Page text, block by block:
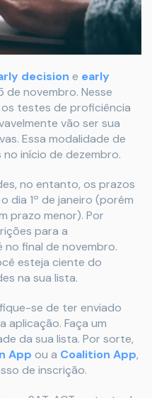
decision e early
de novembro. Nesse
os testes de proficiência
vão ser sua
Essa modalidade de
início de dezembro.
no entanto, os prazos
dia 1º de janeiro (porém
prazo menor). Por
para a
no final de novembro.
esteja ciente do
na sua lista.
se de ter enviado
aplicação. Faça um
da sua lista. Por sorte,
App ou a Coalition App,
de inscrição.